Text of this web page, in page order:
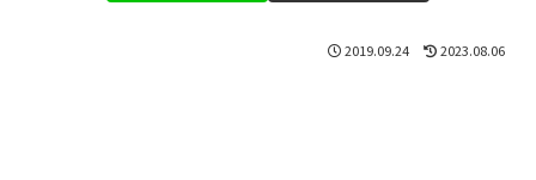
2019.09.24 2023.08.06